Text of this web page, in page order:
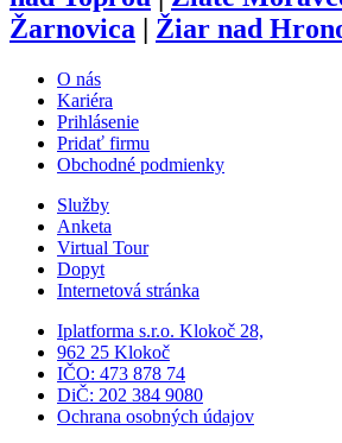
Žarnovica
Žiar nad
O nás
Kariéra
Prihlásenie
Pridať firmu
Obchodné podmienky
Služby
Anketa
Virtual Tour
Dopyt
Internetová stránka
Iplatforma s.r.o. Klokoč 28,
962 25 Klokoč
IČO: 473 878 74
DiČ: 202 384 9080
Ochrana osobných údajov